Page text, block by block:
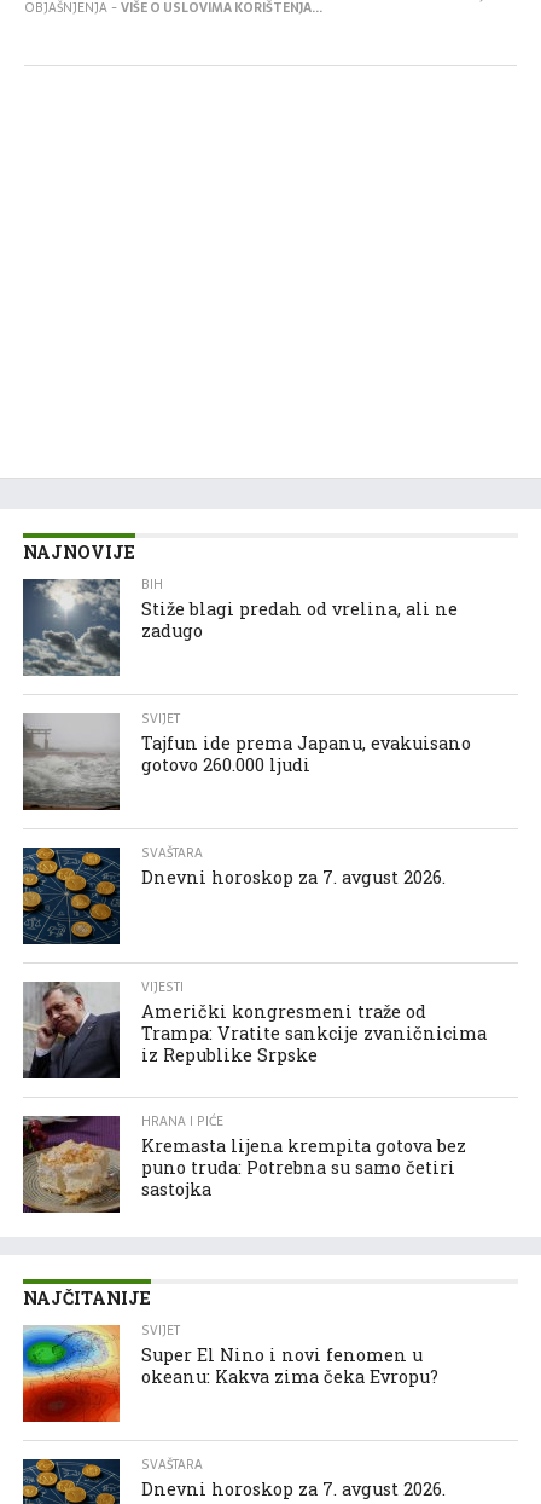
OBJAŠNJENJA -VIŠE O USLOVIMA KORIŠTENJA...
NAJNOVIJE
BIH
Stiže blagi predah od vrelina, ali ne
zadugo
SVIJET
Tajfun ide prema Japanu, evakuisano
gotovo 260.000 ljudi
SVAŠTARA
Dnevni horoskop za 7. avgust 2026.
VIJESTI
Američki kongresmeni traže od
Trampa: Vratite sankcije zvaničnicima
iz Republike Srpske
HRANA I PIĆE
Kremasta lijena krempita gotova bez
puno truda: Potrebna su samo četiri
sastojka
NAJČITANIJE
SVIJET
Super El Nino i novi fenomen u
okeanu: Kakva zima čeka Evropu?
SVAŠTARA
Dnevni horoskop za 7. avgust 2026.